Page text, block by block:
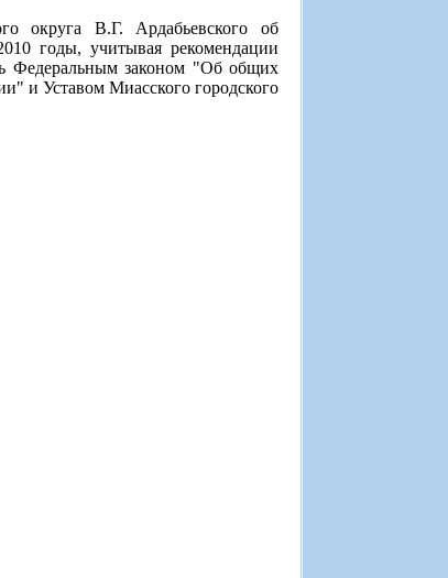
округа В.Г. Ардабьевского об
годы, учитывая рекомендации
Федеральным законом "Об общих
и Уставом Миасского городского